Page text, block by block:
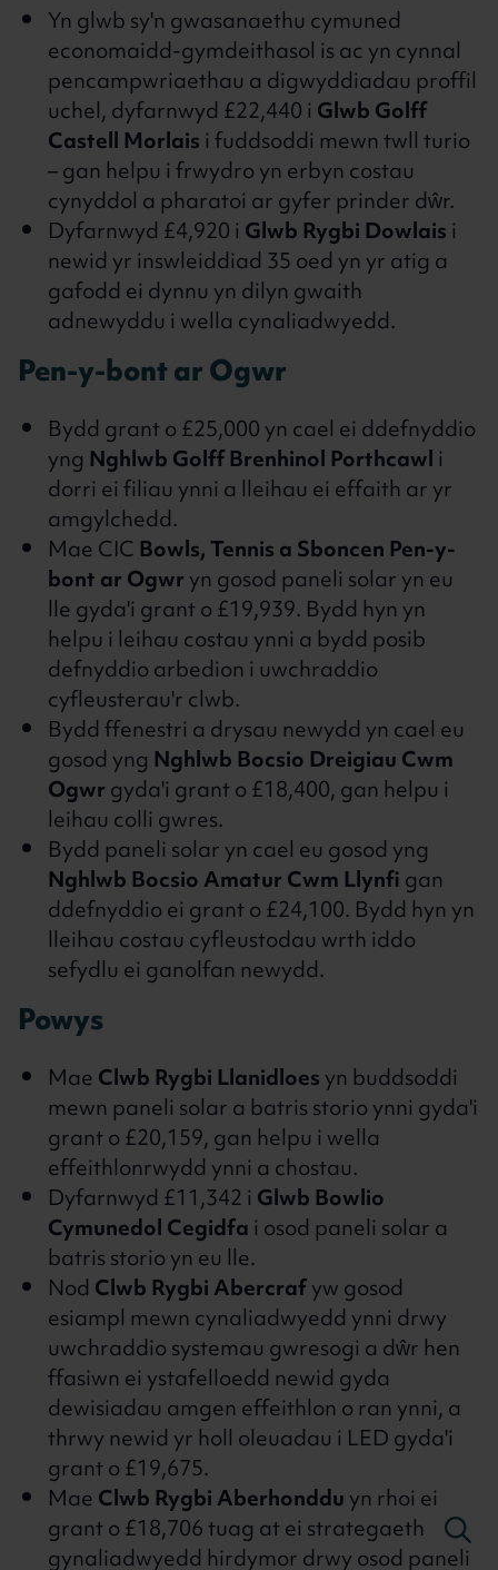
Yn glwb sy'n gwasanaethu cymuned
economaidd-gymdeithasol is ac yn cynnal
pencampwriaethau a digwyddiadau proffil
uchel, dyfarnwyd £22,440 iGlwb Golff
Castell Morlaisi fuddsoddi mewn twll turio
– gan helpu i frwydro yn erbyn costau
cynyddol a pharatoi ar gyfer prinder dŵr.
Dyfarnwyd £4,920 iGlwb Rygbi Dowlaisi
newid yr inswleiddiad 35 oed yn yr atig a
gafodd ei dynnu yn dilyn gwaith
adnewyddu i wella cynaliadwyedd.
Pen-y-bont ar Ogwr
Bydd grant o £25,000 yn cael ei ddefnyddio
yng Nghlwb Golff Brenhinol Porthcawli
dorri ei filiau ynni a lleihau ei effaith ar yr
amgylchedd.
Mae CICBowls, Tennis a Sboncen Pen-y-
bont ar Ogwryn gosod paneli solar yn eu
lle gyda'i grant o £19,939. Bydd hyn yn
helpu i leihau costau ynni a bydd posib
defnyddio arbedion i uwchraddio
cyfleusterau'r clwb.
Bydd ffenestri a drysau newydd yn cael eu
gosod yng Nghlwb Bocsio Dreigiau Cwm
Ogwrgyda'i grant o £18,400, gan helpu i
leihau colli gwres.
Bydd paneli solar yn cael eu gosod yng
Nghlwb Bocsio Amatur Cwm Llynfigan
ddefnyddio ei grant o £24,100. Bydd hyn yn
lleihau costau cyfleustodau wrth iddo
sefydlu ei ganolfan newydd.
Powys
MaeClwb Rygbi Llanidloesyn buddsoddi
mewn paneli solar a batris storio ynni gyda'i
grant o £20,159, gan helpu i wella
effeithlonrwydd ynni a chostau.
Dyfarnwyd £11,342 iGlwb Bowlio
Cymunedol Cegidfai osod paneli solar a
batris storio yn eu lle.
NodClwb Rygbi Abercrafyw gosod
esiampl mewn cynaliadwyedd ynni drwy
uwchraddio systemau gwresogi a dŵr hen
ffasiwn ei ystafelloedd newid gyda
dewisiadau amgen effeithlon o ran ynni, a
thrwy newid yr holl oleuadau i LED gyda'i
grant o £19,675.
MaeClwb Rygbi Aberhondduyn rhoi ei
grant o £18,706 tuag at ei strategaeth
gynaliadwyedd hirdymor drwy osod paneli